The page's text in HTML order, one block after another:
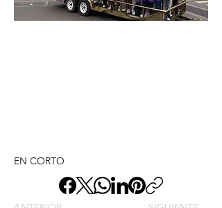
EN CORTO